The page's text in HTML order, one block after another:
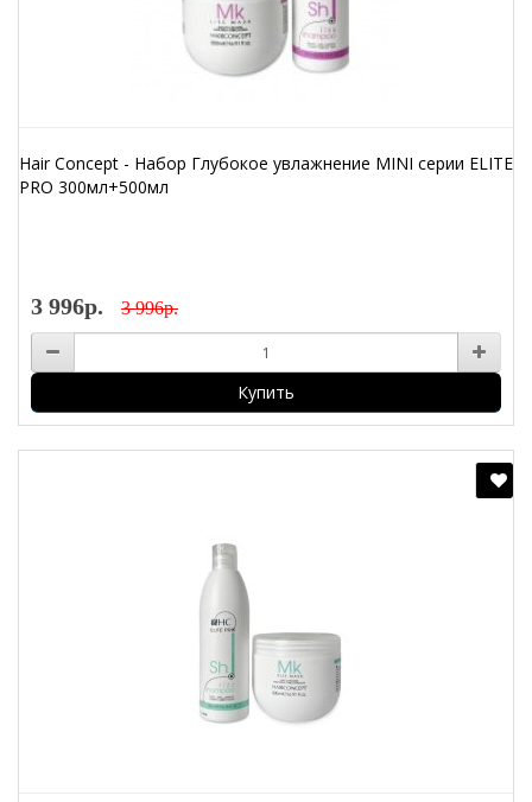
Hair Concept - Набор Глубокое увлажнение MINI серии ELITE
PRO 300мл+500мл
3 996р. 3 996р.
Купить